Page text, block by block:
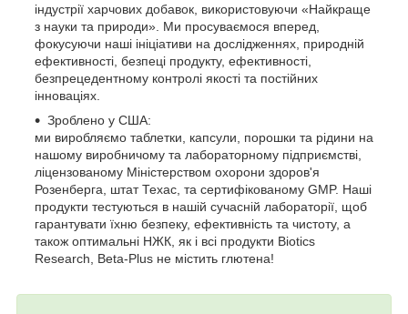
індустрії харчових добавок, використовуючи «Найкраще
з науки та природи». Ми просуваємося вперед,
фокусуючи наші ініціативи на дослідженнях, природній
ефективності, безпеці продукту, ефективності,
безпрецедентному контролі якості та постійних
інноваціях.
Зроблено у США:
ми виробляємо таблетки, капсули, порошки та рідини на
нашому виробничому та лабораторному підприємстві,
ліцензованому Міністерством охорони здоров'я
Розенберга, штат Техас, та сертифікованому GMP. Наші
продукти тестуються в нашій сучасній лабораторії, щоб
гарантувати їхню безпеку, ефективність та чистоту, а
також оптимальні НЖК, як і всі продукти Biotics
Research, Beta-Plus не містить глютена!